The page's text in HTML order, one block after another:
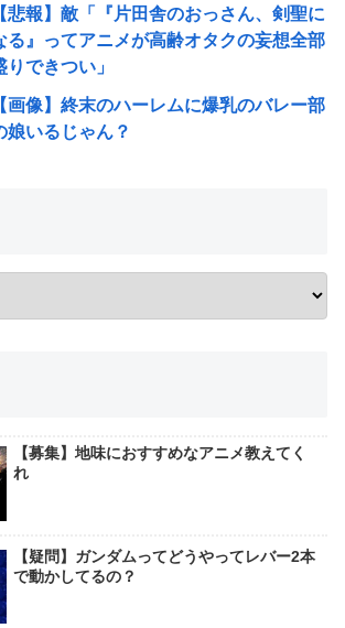
【悲報】敵「『片田舎のおっさん、剣聖に
る』ってアニメが高齢オタクの妄想全部
りできつい」
【画像】終末のハーレムに爆乳のバレー部
娘いるじゃん？
【募集】地味におすすめなアニメ教えてく
れ
【疑問】ガンダムってどうやってレバー2本
で動かしてるの？